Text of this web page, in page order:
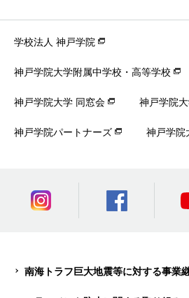
学校法人 神戸学院
神戸学院大学附属中学校・高等学校
神戸学院大学 同窓会 神戸学院
神戸学院パートナーズ 神戸学院
南海トラフ巨大地震等に対する事業